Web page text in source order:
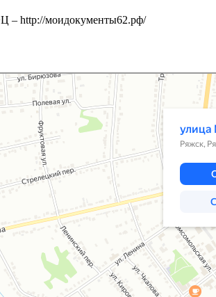
– http://моидокументы62.рф/